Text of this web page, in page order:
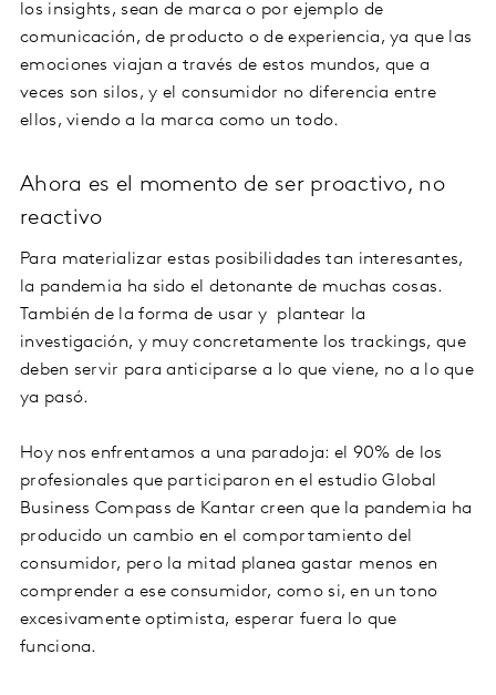
los insights, sean de marca o por ejemplo de
comunicación, de producto o de experiencia, ya que las
emociones viajan a través de estos mundos, que a
veces son silos, y el consumidor no diferencia entre
ellos, viendo a la marca como un todo.
Ahora es el momento de ser proactivo, no
reactivo
Para materializar estas posibilidades tan interesantes,
la pandemia ha sido el detonante de muchas cosas.
También de la forma de usar y plantear la
investigación, y muy concretamente los trackings, que
deben servir para anticiparse a lo que viene, no a lo que
ya pasó.
Hoy nos enfrentamos a una paradoja: el 90% de los
profesionales que participaron en el estudio Global
Business Compass de Kantar creen que la pandemia ha
producido un cambio en el comportamiento del
consumidor, pero la mitad planea gastar menos en
comprender a ese consumidor, como si, en un tono
excesivamente optimista, esperar fuera lo que
funciona.